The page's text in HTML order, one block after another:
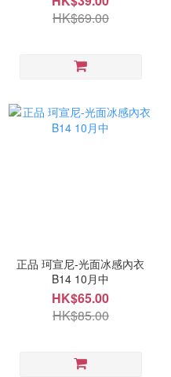
HK$69.00
正品 珂宣尼-光面冰感內衣
B14 10月中
HK$65.00
HK$85.00